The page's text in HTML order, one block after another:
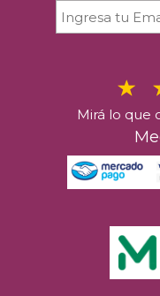
Mirá lo que